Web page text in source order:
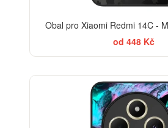
Obal pro Xiaomi Redmi 14C -
od 448 Kč